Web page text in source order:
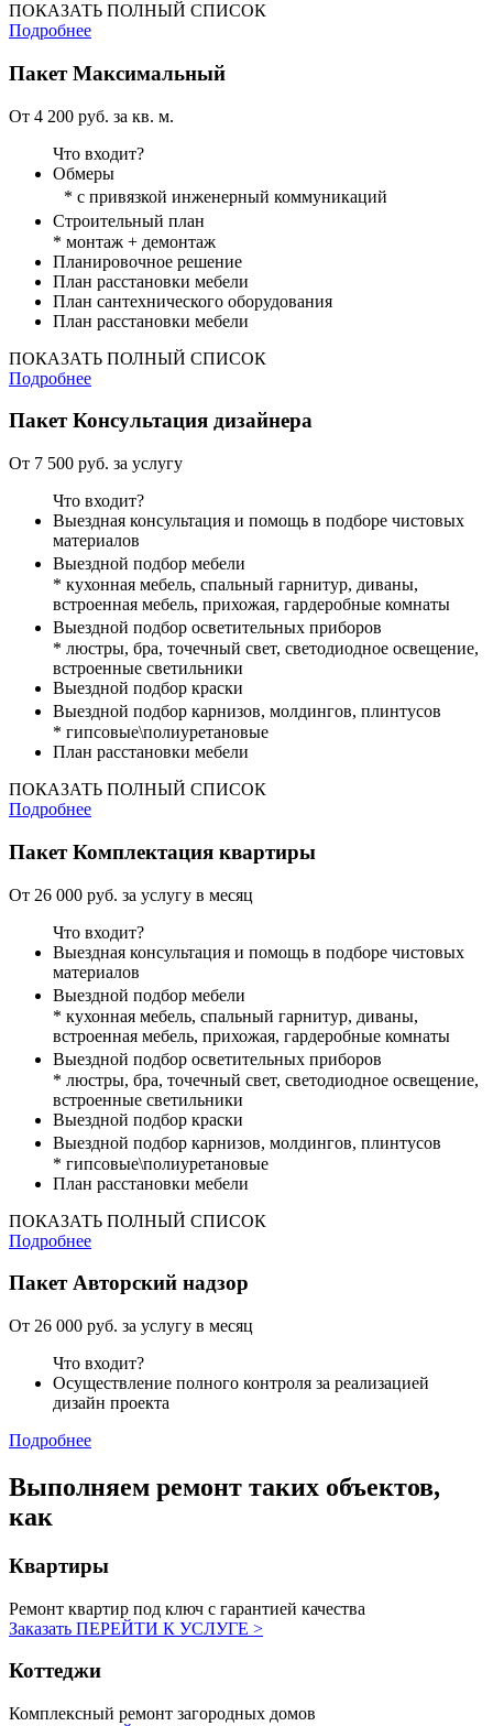
ПОКАЗАТЬ ПОЛНЫЙ СПИСОК
Подробнее
ПакетМаксимальный
От 4 200 руб. за кв. м.
Что входит?
Обмеры
* с привязкой инженерный коммуникаций
Строительный план
* монтаж + демонтаж
Планировочное решение
План расстановки мебели
План сантехнического оборудования
План расстановки мебели
ПОКАЗАТЬ ПОЛНЫЙ СПИСОК
Подробнее
ПакетКонсультация дизайнера
От 7 500 руб. за услугу
Что входит?
Выездная консультация и помощь в подборе чистовых
материалов
Выездной подбор мебели
* кухонная мебель, спальный гарнитур, диваны,
встроенная мебель, прихожая, гардеробные комнаты
Выездной подбор осветительных приборов
* люстры, бра, точечный свет, светодиодное освещение,
встроенные светильники
Выездной подбор краски
Выездной подбор карнизов, молдингов, плинтусов
* гипсовые\полиуретановые
План расстановки мебели
ПОКАЗАТЬ ПОЛНЫЙ СПИСОК
Подробнее
ПакетКомплектация квартиры
От 26 000 руб. за услугу в месяц
Что входит?
Выездная консультация и помощь в подборе чистовых
материалов
Выездной подбор мебели
* кухонная мебель, спальный гарнитур, диваны,
встроенная мебель, прихожая, гардеробные комнаты
Выездной подбор осветительных приборов
* люстры, бра, точечный свет, светодиодное освещение,
встроенные светильники
Выездной подбор краски
Выездной подбор карнизов, молдингов, плинтусов
* гипсовые\полиуретановые
План расстановки мебели
ПОКАЗАТЬ ПОЛНЫЙ СПИСОК
Подробнее
ПакетАвторский надзор
От 26 000 руб. за услугу в месяц
Что входит?
Осуществление полного контроля за реализацией
дизайн проекта
Подробнее
Выполняем ремонт таких объектов,
как
Квартиры
Ремонт квартир под ключ с гарантией качества
Заказать ПЕРЕЙТИ К УСЛУГЕ >
Коттеджи
Комплексный ремонт загородных домов